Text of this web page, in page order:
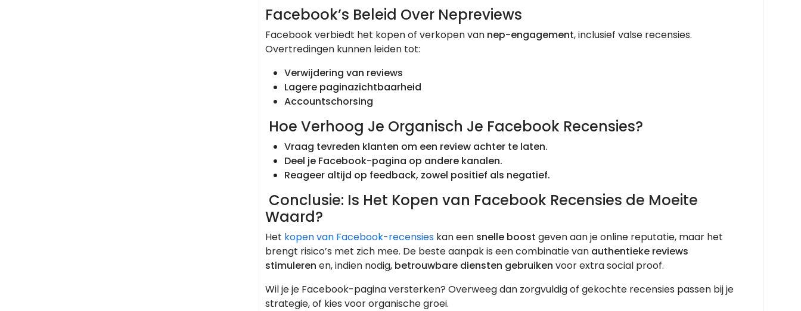
Facebook’s Beleid Over Nepreviews
Facebook verbiedt het kopen of verkopen van nep-engagement, inclusief valse recensies.
Overtredingen kunnen leiden tot:
Verwijdering van reviews
Lagere paginazichtbaarheid
Accountschorsing
Hoe Verhoog Je Organisch Je Facebook Recensies?
Vraag tevreden klanten om een review achter te laten.
Deel je Facebook-pagina op andere kanalen.
Reageer altijd op feedback, zowel positief als negatief.
Conclusie: Is Het Kopen van Facebook Recensies de Moeite
Waard?
Het kopen van Facebook-recensies kan een snelle boost geven aan je online reputatie, maar het
brengt risico’s met zich mee. De beste aanpak is een combinatie van authentieke reviews
stimuleren en, indien nodig, betrouwbare diensten gebruiken voor extra social proof.
Wil je je Facebook-pagina versterken? Overweeg dan zorgvuldig of gekochte recensies passen bij je
strategie, of kies voor organische groei.